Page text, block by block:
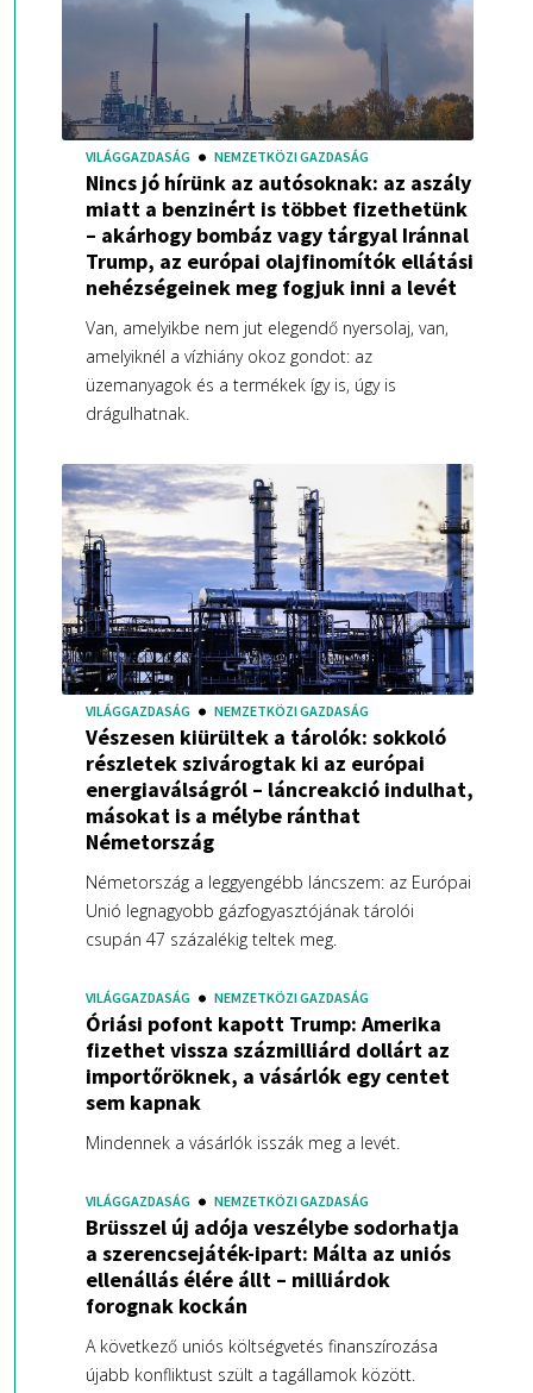
VILÁGGAZDASÁG NEMZETKÖZI GAZDASÁG
Nincs jó hírünk az autósoknak: az aszály
miatt a benzinért is többet fizethetünk
– akárhogy bombáz vagy tárgyal Iránnal
Trump, az európai olajfinomítók ellátási
nehézségeinek meg fogjuk inni a levét
Van, amelyikbe nem jut elegendő nyersolaj, van,
amelyiknél a vízhiány okoz gondot: az
üzemanyagok és a termékek így is, úgy is
drágulhatnak.
VILÁGGAZDASÁG NEMZETKÖZI GAZDASÁG
Vészesen kiürültek a tárolók: sokkoló
részletek szivárogtak ki az európai
energiaválságról – láncreakció indulhat,
másokat is a mélybe ránthat
Németország
Németország a leggyengébb láncszem: az Európai
Unió legnagyobb gázfogyasztójának tárolói
csupán 47 százalékig teltek meg.
VILÁGGAZDASÁG NEMZETKÖZI GAZDASÁG
Óriási pofont kapott Trump: Amerika
fizethet vissza százmilliárd dollárt az
importőröknek, a vásárlók egy centet
sem kapnak
Mindennek a vásárlók isszák meg a levét.
VILÁGGAZDASÁG NEMZETKÖZI GAZDASÁG
Brüsszel új adója veszélybe sodorhatja
a szerencsejáték-ipart: Málta az uniós
ellenállás élére állt – milliárdok
forognak kockán
A következő uniós költségvetés finanszírozása
újabb konfliktust szült a tagállamok között.